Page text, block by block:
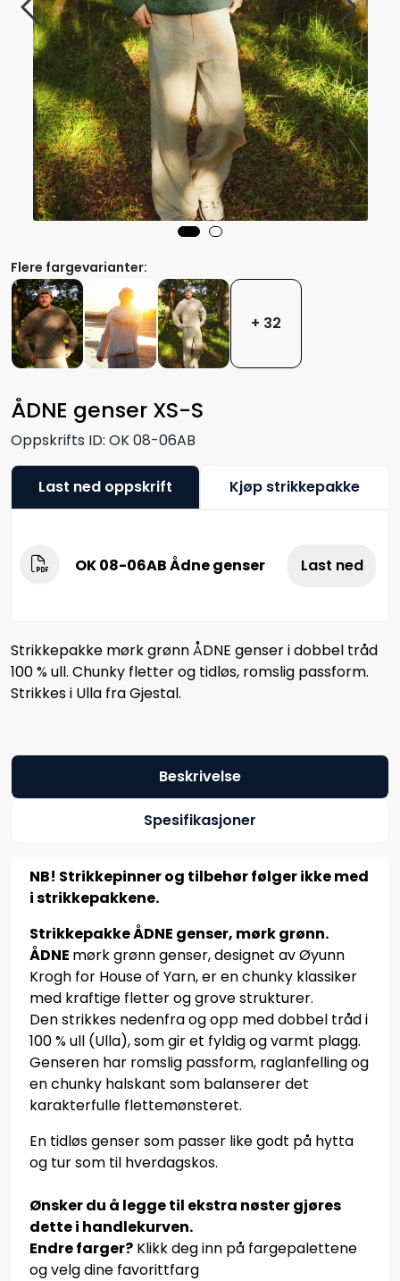
ÅDNE genser XS-S
Oppskrifts ID: OK 08-06AB
Flere fargevarianter:
+ 32
Last ned oppskrift Kjøp strikkepakke
OK 08-06AB Ådne genser Last ned
Strikkepakke mørk grønn ÅDNE genser i dobbel tråd
100 % ull. Chunky fletter og tidløs, romslig passform.
Strikkes i Ulla fra Gjestal.
Beskrivelse
Spesifikasjoner
NB! Strikkepinner og tilbehør følger ikke med
i strikkepakkene.
Strikkepakke ÅDNE genser, mørk grønn.
ÅDNE mørk grønn genser, designet av Øyunn
Krogh for House of Yarn, er en chunky klassiker
med kraftige fletter og grove strukturer.
Den strikkes nedenfra og opp med dobbel tråd i
100 % ull (Ulla), som gir et fyldig og varmt plagg.
Genseren har romslig passform, raglanfelling og
en chunky halskant som balanserer det
karakterfulle flettemønsteret.
En tidløs genser som passer like godt på hytta
og tur som til hverdagskos.
Ønsker du å legge til ekstra nøster gjøres
dette i handlekurven.
Endre farger? Klikk deg inn på fargepalettene
og velg dine favorittfarg